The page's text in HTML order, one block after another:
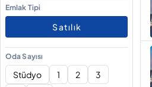
Emlak Tipi
Satılık
Oda Sayısı
Stüdyo 1 2
3